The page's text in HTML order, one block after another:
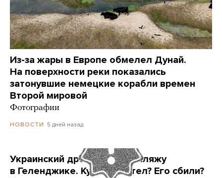
Из-за жары в Европе обмелел Дунай.
На поверхности реки показались
затонувшие немецкие корабли времен
Второй мировой
Фотографии
НОВОСТИ 5 дней назад
Украинский дрон попал по пляжу
в Геленджике. Куда он летел? Его сбили?